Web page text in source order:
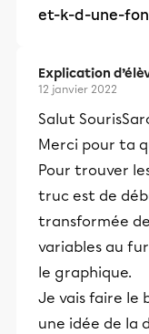
et-k-d-une-
Explication
12 janvier 2022
Salut
Merci pour ta
Pour trouver
truc est de
transformée
variables au
le graphique.
Je vais faire le
une idée de la